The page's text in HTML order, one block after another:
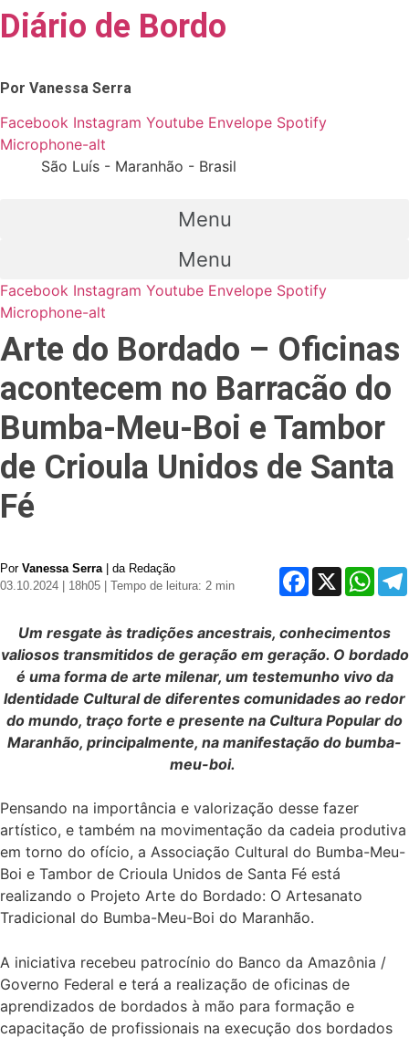
Skip
to
Diário de Bordo
Por Vanessa Serra
Facebook Instagram Youtube Envelope Spotify
Microphone-alt
São Luís - Maranhão - Brasil
Menu
Menu
Facebook Instagram Youtube Envelope Spotify
Microphone-alt
Arte do Bordado – Oficinas
acontecem no Barracão do
Bumba-Meu-Boi e Tambor
de Crioula Unidos de Santa
Fé
Por Vanessa Serra| da Redação
03.10.2024 | 18h05
| Tempo de leitura: 2 min
Facebook
X
Um resgate às tradições ancestrais, conhecimentos
valiosos transmitidos de geração em geração. O bordado
é uma forma de arte milenar, um testemunho vivo da
Identidade Cultural de diferentes comunidades ao redor
do mundo, traço forte e presente na Cultura Popular do
Maranhão, principalmente, na manifestação do bumba-
meu-boi.
Pensando na importância e valorização desse fazer
artístico, e também na movimentação da cadeia produtiva
em torno do ofício, a Associação Cultural do Bumba-Meu-
Boi e Tambor de Crioula Unidos de Santa Fé está
realizando o Projeto Arte do Bordado: O Artesanato
Tradicional do Bumba-Meu-Boi do Maranhão.
A iniciativa recebeu patrocínio do Banco da Amazônia /
Governo Federal e terá a realização de oficinas de
aprendizados de bordados à mão para formação e
capacitação de profissionais na execução dos bordados